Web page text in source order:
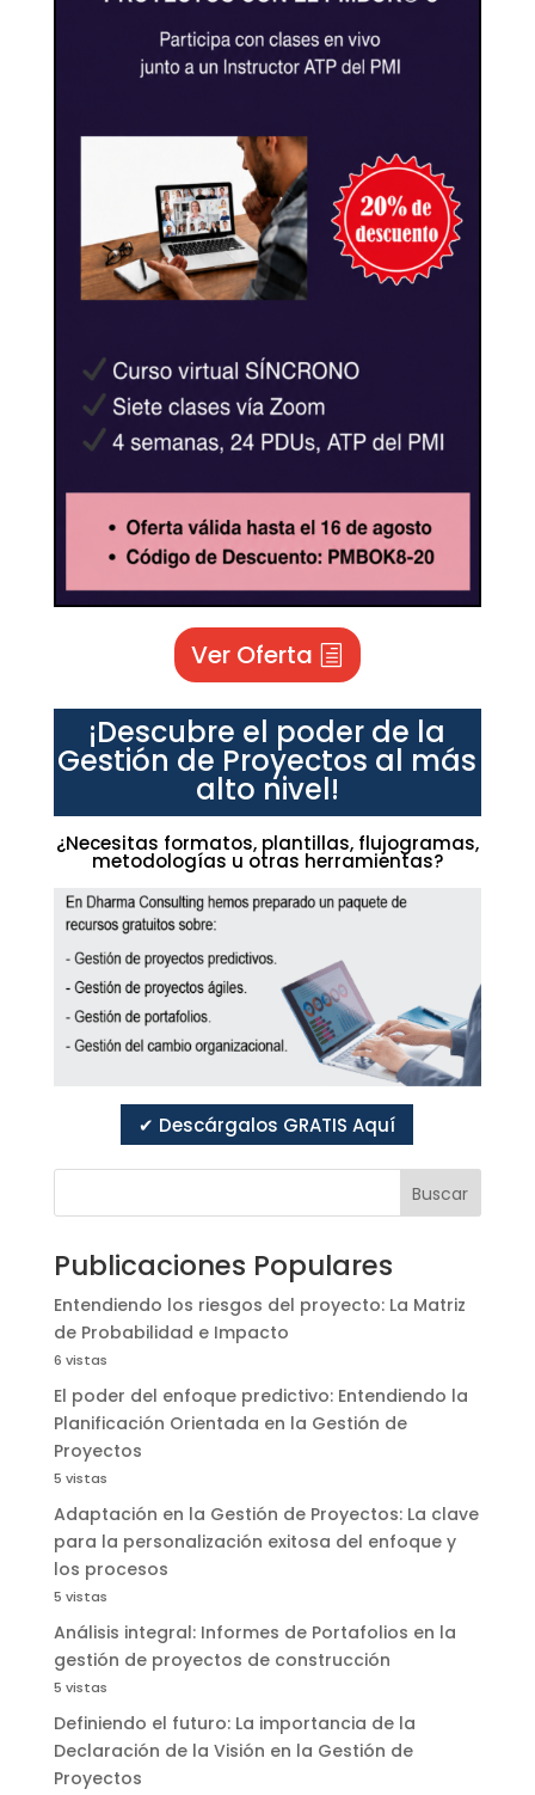
Ver Oferta
¡Descubre el poder de la
Gestión de Proyectos al más
alto nivel!
¿Necesitas formatos, plantillas, flujogramas,
metodologías u otras herramientas?
✔ Descárgalos GRATIS Aquí
Buscar
Publicaciones Populares
Entendiendo los riesgos del proyecto: La Matriz
de Probabilidad e Impacto
6 vistas
El poder del enfoque predictivo: Entendiendo la
Planificación Orientada en la Gestión de
Proyectos
5 vistas
Adaptación en la Gestión de Proyectos: La clave
para la personalización exitosa del enfoque y
los procesos
5 vistas
Análisis integral: Informes de Portafolios en la
gestión de proyectos de construcción
5 vistas
Definiendo el futuro: La importancia de la
Declaración de la Visión en la Gestión de
Proyectos